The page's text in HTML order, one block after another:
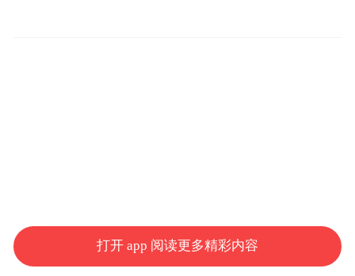
新科技有限公司总部“天空之城”时常灯火通
明直至凌晨，夜里12点后才走出办公大楼的
打开 app 阅读更多精彩内容